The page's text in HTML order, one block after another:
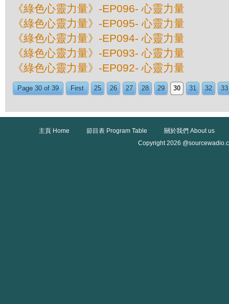
《綠色心靈力量》-EP096- 心靈力量
《綠色心靈力量》-EP095- 心靈力量
《綠色心靈力量》-EP094- 心靈力量
《綠色心靈力量》-EP093- 心靈力量
《綠色心靈力量》-EP092- 心靈力量
Page 30 of 39 First 25 26 27 28 29 30 31 32 33
主頁 Home 節目表 Program Table
關於我們 About us
Copyright 2026